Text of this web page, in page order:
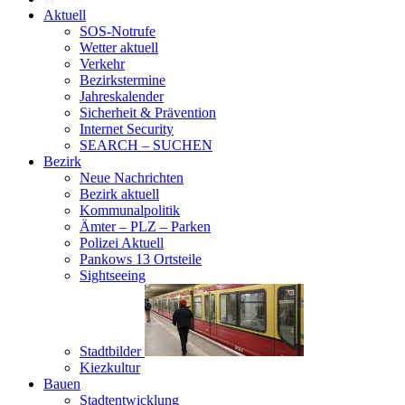
Aktuell
SOS-Notrufe
Wetter aktuell
Verkehr
Bezirkstermine
Jahreskalender
Sicherheit & Prävention
Internet Security
SEARCH – SUCHEN
Bezirk
Neue Nachrichten
Bezirk aktuell
Kommunalpolitik
Ämter – PLZ – Parken
Polizei Aktuell
Pankows 13 Ortsteile
Sightseeing
Stadtbilder
Kiezkultur
Bauen
Stadtentwicklung